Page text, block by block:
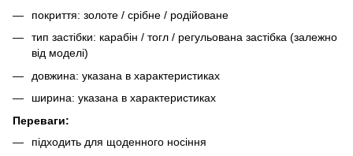
покриття: золоте / срібне / родійоване
тип застібки: карабін / тогл / регульована застібка (залежно
від моделі)
довжина: указана в характеристиках
ширина: указана в характеристиках
Переваги:
підходить для щоденного носіння